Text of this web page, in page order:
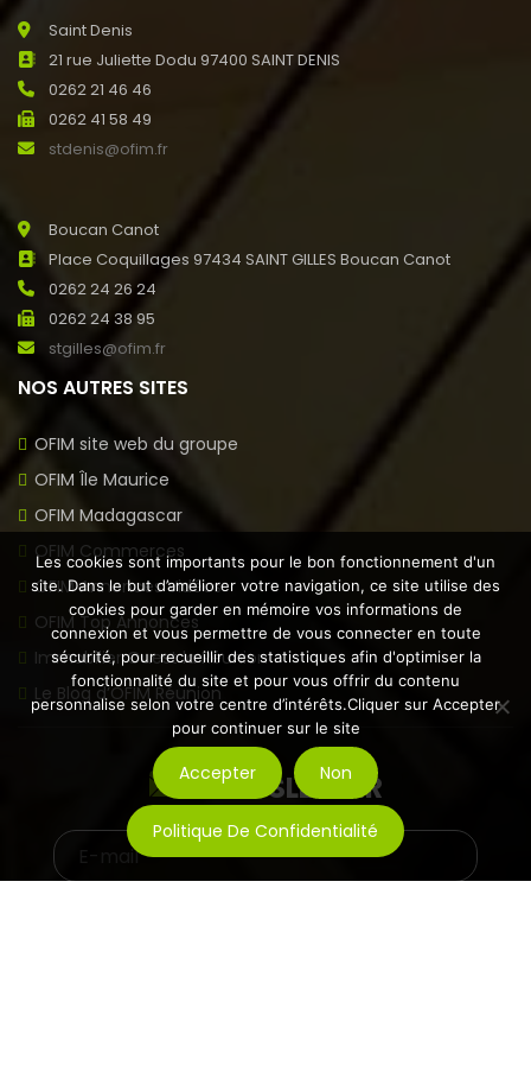
Saint Denis
21 rue Juliette Dodu 97400 SAINT DENIS
0262 21 46 46
0262 41 58 49
stdenis@ofim.fr
Boucan Canot
Place Coquillages 97434 SAINT GILLES Boucan Canot
0262 24 26 24
0262 24 38 95
stgilles@ofim.fr
NOS AUTRES SITES
OFIM site web du groupe
OFIM Île Maurice
OFIM Madagascar
OFIM Commerces
OFIM Annonces Vidéos
OFIM Top Annonces
Immobilier Ouest la Réunion
Le Blog d’OFIM Réunion
NEWSLETTER
Les cookies sont importants pour le bon fonctionnement d'un
site. Dans le but d’améliorer votre navigation, ce site utilise des
cookies pour garder en mémoire vos informations de
connexion et vous permettre de vous connecter en toute
sécurité, pour recueillir des statistiques afin d'optimiser la
fonctionnalité du site et pour vous offrir du contenu
personnalise selon votre centre d’intérêts.Cliquer sur Accepter
pour continuer sur le site
Accepter Non
Politique De Confidentialité